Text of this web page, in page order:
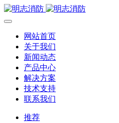
网站首页
关于我们
新闻动态
产品中心
解决方案
技术支持
联系我们
推荐